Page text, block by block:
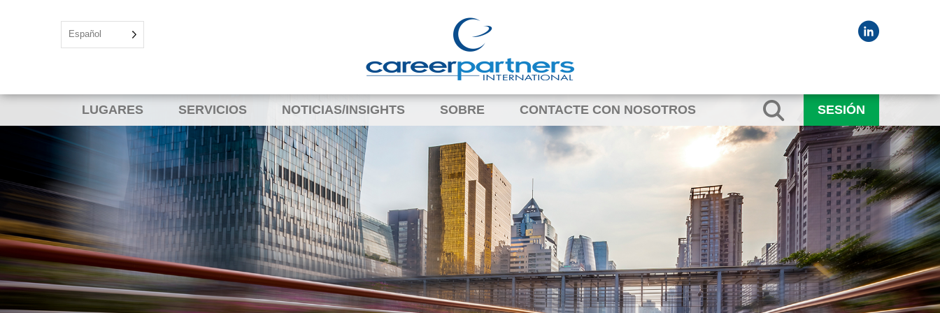
Español
LUGARES SERVICIOS NOTICIAS/INSIGHTS SOBRE CONTACTE CON NOSOTROS SESIÓN